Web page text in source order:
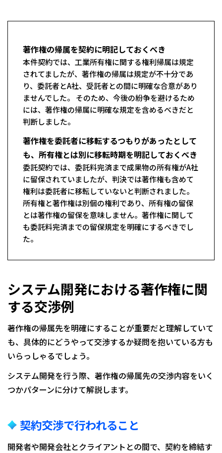
著作権の帰属を契約に明記しておくべき
本件契約では、工業所有権に関する権利帰属は規定
されてましたが、著作権の帰属は規定が不十分であ
り、委託者とA社、受託者との間に明確な合意があり
ませんでした。 そのため、今後の紛争を避けるため
には、著作権の帰属に明確な規定を含めるべきだと
判断しました。
著作権を委託者に移転するつもりがあったとして
も、所有権とは別に移転時期を明記しておくべき
委託契約では、委託料完済まで成果物の所有権がA社
に留保されていましたが、判決では著作権も含めて
権利は委託者に移転していないと判断されました。
所有権と著作権は別個の権利であり、所有権の留保
とは著作権の留保を意味しません。著作権に関して
も委託料完済までの留保規定を明確にするべきでし
た。
システム開発における著作権に関
する交渉例
著作権の帰属先を明確にすることが重要だと理解していて
も、具体的にどうやって交渉するか疑問を抱いている方も
いらっしゃるでしょう。
システム開発を行う際、著作権の帰属先の交渉内容をいく
つかパターンに分けて解説します。
契約交渉で行われること
開発者や開発会社とクライアントとの間で、契約を締結す